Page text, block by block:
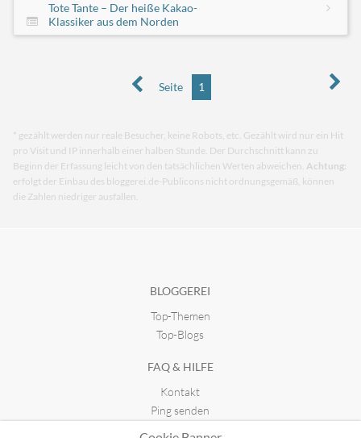
Tote Tante – Der heiße Kakao-
Klassiker aus dem Norden
Seite 1
* gezählt werden nur reale Besucher, keine Robots, etc. Gezählt wird nur ein Hit
pro Visit und IP innerhalb einer halben Stunde. Der Durchschnitt kann zu
Beginn der Erfassung leicht von den tatsächlichen Werten abweichen. Achtung:
erfolgt der Einbau des bloggerei.de-Publicons nicht ordnungsgemäß, können
die Zahlen niedriger ausfallen.
BLOGGEREI
Top-Themen
Top-Blogs
FAQ & HILFE
Kontakt
Ping senden